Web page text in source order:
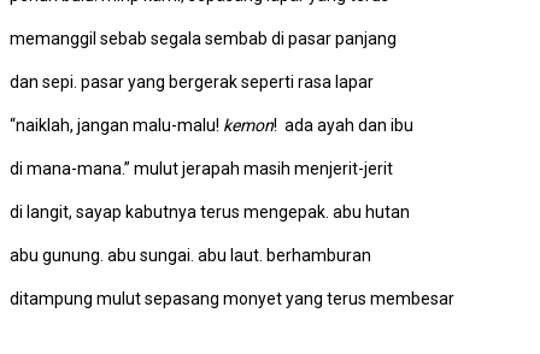
memanggil sebab segala sembab di pasar panjang
dan sepi. pasar yang bergerak seperti rasa lapar
“naiklah, jangan malu-malu! kemon! ada ayah dan ibu
di mana-mana.” mulut jerapah masih menjerit-jerit
di langit, sayap kabutnya terus mengepak. abu hutan
abu gunung. abu sungai. abu laut. berhamburan
ditampung mulut sepasang monyet yang terus membesar